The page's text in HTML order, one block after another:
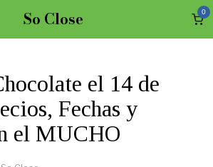
So Close 0
el 14 de
Fechas y
el MUCHO